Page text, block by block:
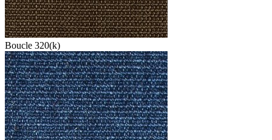
Boucle 320(k)